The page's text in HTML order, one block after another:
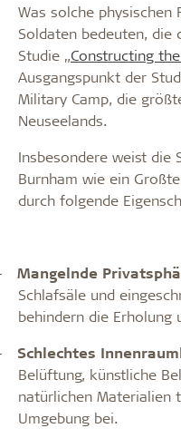
Was solche physischen
Soldaten bedeuten, die
Studie „Constructing
Ausgangspunkt der
Military Camp, die
Neuseelands.
Insbesondere weist die
Burnham wie ein
durch folgende
Mangelnde
Schlafsäle und
behindern die Erholung
Schlechtes
Belüftung, künstliche
natürlichen Materialien
Umgebung bei.